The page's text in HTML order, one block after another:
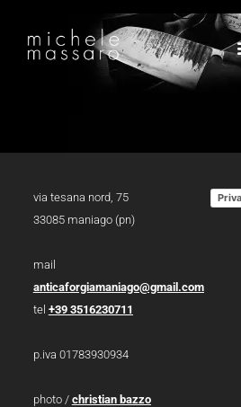
via tesana nord, 75
33085 maniago (pn)
mail
anticaforgiamaniago@gmail.com
tel +39 3516230711
p.iva 01783930934
photo / christian bazzo